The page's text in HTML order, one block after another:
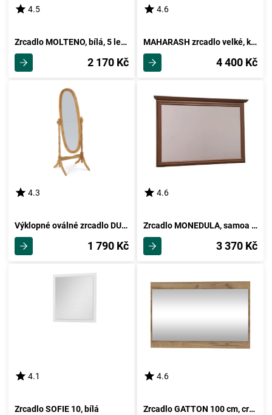
4.5
Zrcadlo MOLTENO, bílá, 5 let záruka
2 170 Kč
4.6
MAHARASH zrcadlo velké, kaštan, 5 let záruka
4 400 Kč
4.3
Výklopné oválné zrcadlo DUMAI, dub
1 790 Kč
4.6
Zrcadlo MONEDULA, samoa king
3 370 Kč
4.1
Zrcadlo SOFIE 10, bílá
4.6
Zrcadlo GATTON 100 cm, craft zlatý, 5 let záruka